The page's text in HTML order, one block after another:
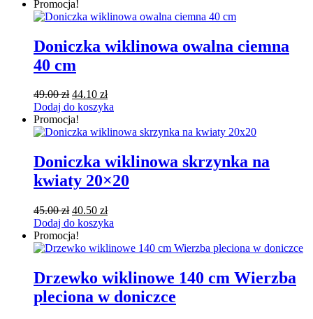
Promocja!
Doniczka wiklinowa owalna ciemna
40 cm
49.00zł Pierwotna
cena
wynosiła:
49.00 zł.
44.10 złAktualna
cena
44.10 zł.
Dodaj do koszyka
Promocja!
Doniczka wiklinowa skrzynka na
kwiaty 20×20
45.00zł Pierwotna
cena
wynosiła:
45.00 zł.
40.50 złAktualna
cena
40.50 zł.
Dodaj do koszyka
Promocja!
Drzewko wiklinowe 140 cm Wierzba
pleciona w doniczce